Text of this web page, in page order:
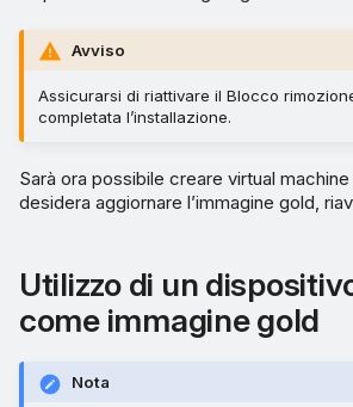
Avviso
Assicurarsi di riattivare il Blocco
completata l’installazione.
Sarà ora possibile creare virtual
desidera aggiornare l’immagine gold,
Utilizzo di un
come immagine gold
Nota